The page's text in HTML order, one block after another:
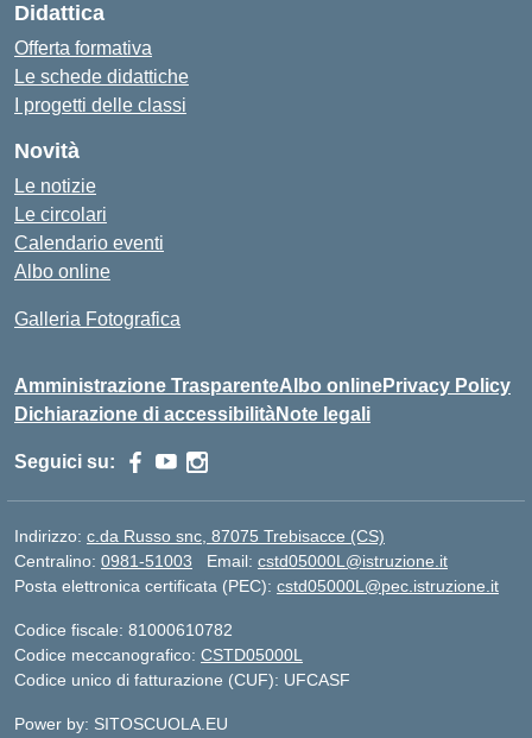
Didattica
Offerta formativa
Le schede didattiche
I progetti delle classi
Novità
Le notizie
Le circolari
Calendario eventi
Albo online
Galleria Fotografica
Amministrazione TrasparenteAlbo onlinePrivacy Policy
Dichiarazione di accessibilitàNote legali
Seguici su:
Indirizzo: c.da Russo snc, 87075 Trebisacce (CS)
Centralino: 0981-51003 Email: cstd05000L@istruzione.it
Posta elettronica certificata (PEC): cstd05000L@pec.istruzione.it
Codice fiscale: 81000610782
Codice meccanografico: CSTD05000L
Codice unico di fatturazione (CUF): UFCASF
Power by: SITOSCUOLA.EU